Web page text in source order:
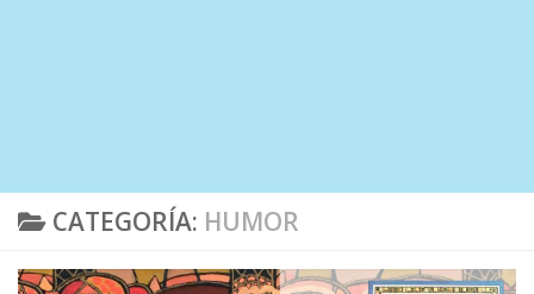
CATEGORÍA: HUMOR